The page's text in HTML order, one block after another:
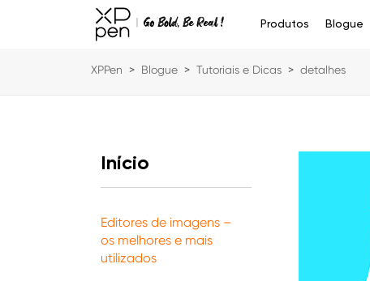
Produtos Blogue
XPPen > Blogue > Tutoriais e Dicas > detalhes
Início
Editores de imagens –
os melhores e mais
utilizados